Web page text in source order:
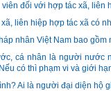
viên đối với hợp tác xã, liên
liên hiệp hợp tác xã có
nhân Việt Nam bao
cá nhân là người nước
có thì phạm vi và giới
Ai là người đại diện hộ